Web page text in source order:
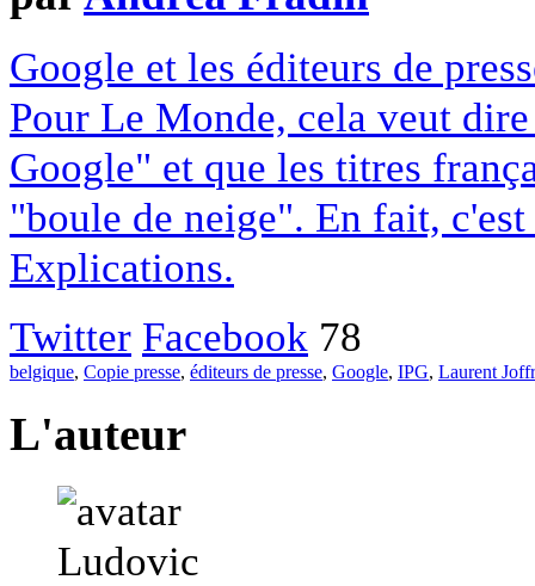
Google et les éditeurs de
Pour Le Monde, cela veut
Google" et que les titres
"boule de neige". En fait,
Explications.
Twitter Facebook 78
belgique, Copie presse, éditeurs de presse, Google, IPG, Laurent
L'auteur